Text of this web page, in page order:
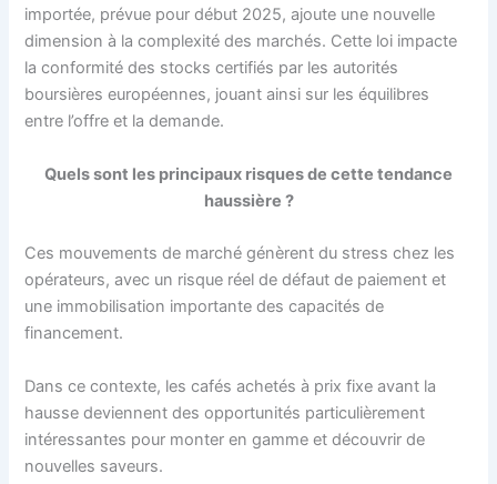
importée, prévue pour début 2025, ajoute une nouvelle
dimension à la complexité des marchés. Cette loi impacte
la conformité des stocks certifiés par les autorités
boursières européennes, jouant ainsi sur les équilibres
entre l’offre et la demande.
Quels sont les principaux risques de cette tendance
haussière ?
Ces mouvements de marché génèrent du stress chez les
opérateurs, avec un risque réel de défaut de paiement et
une immobilisation importante des capacités de
financement.
Dans ce contexte, les cafés achetés à prix fixe avant la
hausse deviennent des opportunités particulièrement
intéressantes pour monter en gamme et découvrir de
nouvelles saveurs.